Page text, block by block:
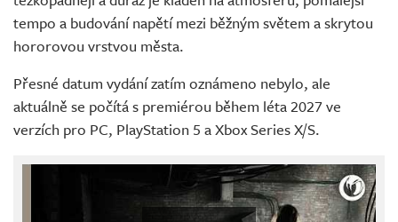
tempo a budování napětí mezi běžným světem a skrytou
hororovou vrstvou města.
Přesné datum vydání zatím oznámeno nebylo, ale
aktuálně se počítá s premiérou během léta 2027 ve
verzích pro PC, PlayStation 5 a Xbox Series X/S.